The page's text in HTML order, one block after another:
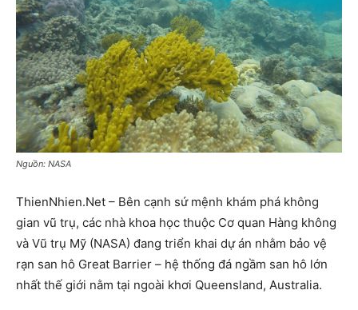
Nguồn: NASA
ThienNhien.Net – Bên cạnh sứ mệnh khám phá không
gian vũ trụ, các nhà khoa học thuộc Cơ quan Hàng không
và Vũ trụ Mỹ (NASA) đang triển khai dự án nhằm bảo vệ
rạn san hô Great Barrier – hệ thống đá ngầm san hô lớn
nhất thế giới nằm tại ngoài khơi Queensland, Australia.